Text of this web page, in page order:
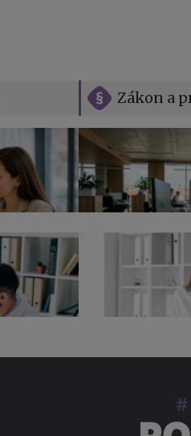
Zákon a
Vše o
zaměstnavatele